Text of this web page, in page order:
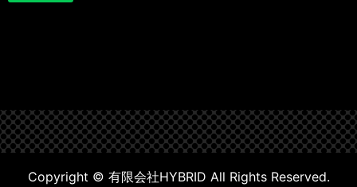
Copyright © 有限会社HYBRID All Rights Reserved.